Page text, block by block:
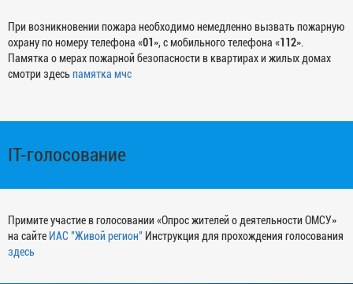
При возникновении пожара необходимо немедленно вызвать пожарную
охрану по номеру телефона «01 », с мобильного телефона «112».
Памятка о мерах пожарной безопасности в квартирах и жилых домах
смотри здесьпамятка мчс
IT-голосование
Примите участие в голосовании «Опрос жителей о деятельности ОМСУ»
на сайте ИАС "Живой регион" Инструкция для прохождения голосования
здесь